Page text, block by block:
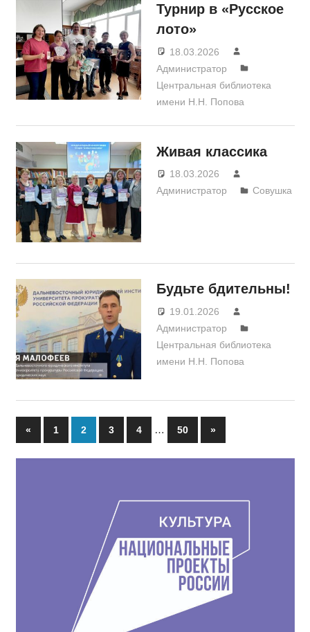
Турнир в «Русское
лото»
18.03.2026
Администратор
Центральная библиотека
имени Н.Н. Попова
Живая классика
18.03.2026
Администратор
Совушка
Будьте бдительны!
19.01.2026
Администратор
Центральная библиотека
имени Н.Н. Попова
Пагинация
записей
«Предыдущие
записи
1 2 3 4 … 50
Следующие
записи
»